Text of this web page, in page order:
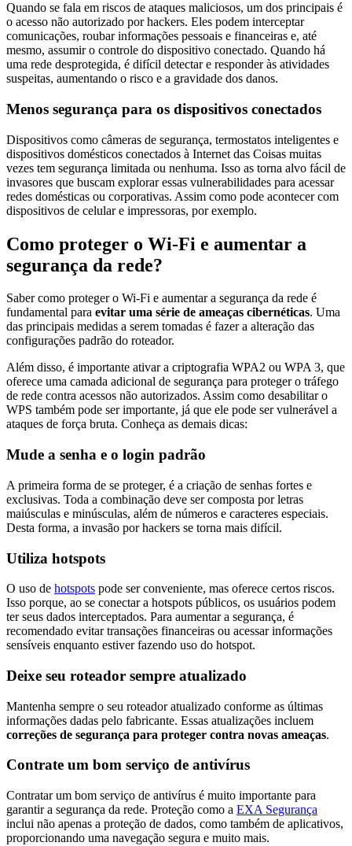
Quando se fala em riscos de ataques maliciosos, um dos principais é
o acesso não autorizado por hackers. Eles podem interceptar
comunicações, roubar informações pessoais e financeiras e, até
mesmo, assumir o controle do dispositivo conectado. Quando há
uma rede desprotegida, é difícil detectar e responder às atividades
suspeitas, aumentando o risco e a gravidade dos danos.
Menos segurança para os dispositivos conectados
Dispositivos como câmeras de segurança, termostatos inteligentes e
dispositivos domésticos conectados à Internet das Coisas muitas
vezes tem segurança limitada ou nenhuma. Isso as torna alvo fácil de
invasores que buscam explorar essas vulnerabilidades para acessar
redes domésticas ou corporativas. Assim como pode acontecer com
dispositivos de celular e impressoras, por exemplo.
Como proteger o Wi-Fi e aumentar a
segurança da rede?
Saber como proteger o Wi-Fi e aumentar a segurança da rede é
fundamental para evitar uma série de ameaças cibernéticas. Uma
das principais medidas a serem tomadas é fazer a alteração das
configurações padrão do roteador.
Além disso, é importante ativar a criptografia WPA2 ou WPA 3, que
oferece uma camada adicional de segurança para proteger o tráfego
de rede contra acessos não autorizados. Assim como desabilitar o
WPS também pode ser importante, já que ele pode ser vulnerável a
ataques de força bruta. Conheça as demais dicas:
Mude a senha e o login padrão
A primeira forma de se proteger, é a criação de senhas fortes e
exclusivas. Toda a combinação deve ser composta por letras
maiúsculas e minúsculas, além de números e caracteres especiais.
Desta forma, a invasão por hackers se torna mais difícil.
Utiliza hotspots
O uso de hotspots pode ser conveniente, mas oferece certos riscos.
Isso porque, ao se conectar a hotspots públicos, os usuários podem
ter seus dados interceptados. Para aumentar a segurança, é
recomendado evitar transações financeiras ou acessar informações
sensíveis enquanto estiver fazendo uso do hotspot.
Deixe seu roteador sempre atualizado
Mantenha sempre o seu roteador atualizado conforme as últimas
informações dadas pelo fabricante. Essas atualizações incluem
correções de segurança para proteger contra novas ameaças.
Contrate um bom serviço de antivírus
Contratar um bom serviço de antivírus é muito importante para
garantir a segurança da rede. Proteção como a EXA Segurança
inclui não apenas a proteção de dados, como também de aplicativos,
proporcionando uma navegação segura e muito mais.